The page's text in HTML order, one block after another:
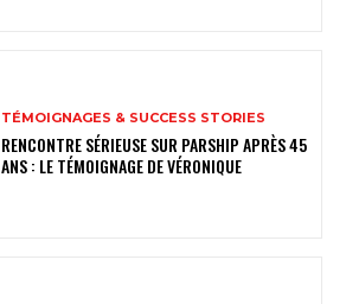
TÉMOIGNAGES & SUCCESS STORIES
RENCONTRE SÉRIEUSE SUR PARSHIP APRÈS 45
ANS : LE TÉMOIGNAGE DE VÉRONIQUE